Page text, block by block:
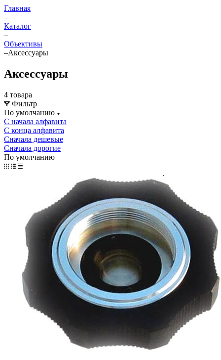
Главная
–
Каталог
–
Объективы
–Аксессуары
Аксессуары
4 товара
Фильтр
По умолчанию
С начала алфавита
С конца алфавита
Сначала дешевые
Сначала дорогие
По умолчанию